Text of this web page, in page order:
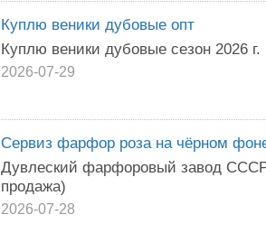
Куплю веники дубовые опт
Куплю веники дубовые сезон 2026 г.
2026-07-29
Сервиз фарфор роза на чёрном
Дувлеский фарфоровый завод СССР
продажа)
2026-07-28